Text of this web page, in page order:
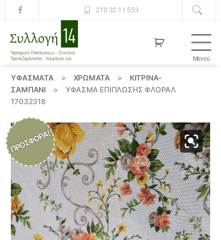
210 32 11 553
14
Μενού
ΥΦΆΣΜΑΤΑ > ΧΡΏΜΑΤΑ >
ΚΙΤΡΙΝΑ-
ΣΑΜΠΑΝΙ
>
ΎΦΑΣΜΑ ΕΠΊΠΛΩΣΗΣ ΦΛΟΡΆΛ
17032318
ΠΡΟΣΦΟΡΆ!